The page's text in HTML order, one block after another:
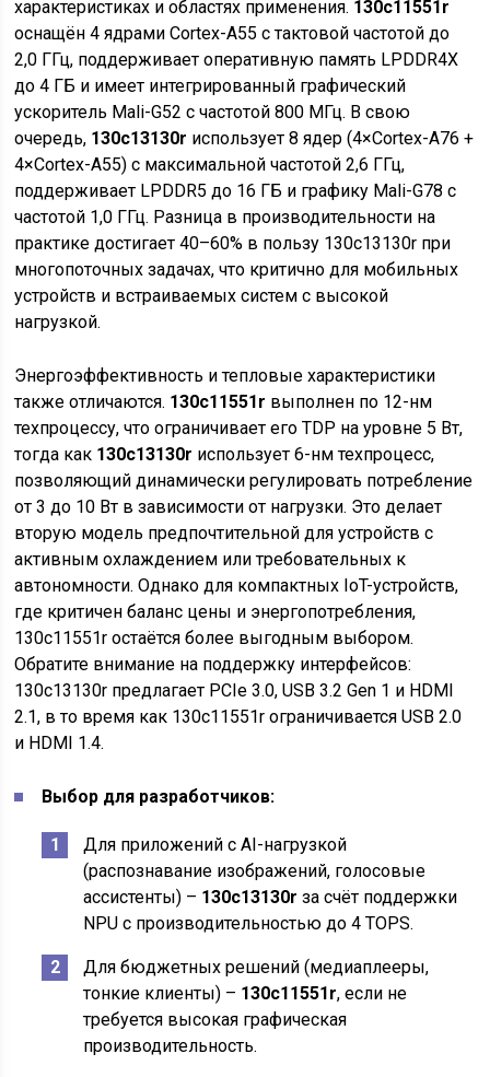
характеристиках и областях применения. 130c11551r
оснащён 4 ядрами Cortex-A55 с тактовой частотой до
2,0 ГГц, поддерживает оперативную память LPDDR4X
до 4 ГБ и имеет интегрированный графический
ускоритель Mali-G52 с частотой 800 МГц. В свою
очередь, 130c13130r использует 8 ядер (4×Cortex-A76 +
4×Cortex-A55) с максимальной частотой 2,6 ГГц,
поддерживает LPDDR5 до 16 ГБ и графику Mali-G78 с
частотой 1,0 ГГц. Разница в производительности на
практике достигает 40–60% в пользу 130c13130r при
многопоточных задачах, что критично для мобильных
устройств и встраиваемых систем с высокой
нагрузкой.
Энергоэффективность и тепловые характеристики
также отличаются. 130c11551r выполнен по 12-нм
техпроцессу, что ограничивает его TDP на уровне 5 Вт,
тогда как 130c13130r использует 6-нм техпроцесс,
позволяющий динамически регулировать потребление
от 3 до 10 Вт в зависимости от нагрузки. Это делает
вторую модель предпочтительной для устройств с
активным охлаждением или требовательных к
автономности. Однако для компактных IoT-устройств,
где критичен баланс цены и энергопотребления,
130c11551r остаётся более выгодным выбором.
Обратите внимание на поддержку интерфейсов:
130c13130r предлагает PCIe 3.0, USB 3.2 Gen 1 и HDMI
2.1, в то время как 130c11551r ограничивается USB 2.0
и HDMI 1.4.
Выбор для разработчиков:
Для приложений с AI-нагрузкой
(распознавание изображений, голосовые
ассистенты) – 130c13130r за счёт поддержки
NPU с производительностью до 4 TOPS.
Для бюджетных решений (медиаплееры,
тонкие клиенты) – 130c11551r, если не
требуется высокая графическая
производительность.